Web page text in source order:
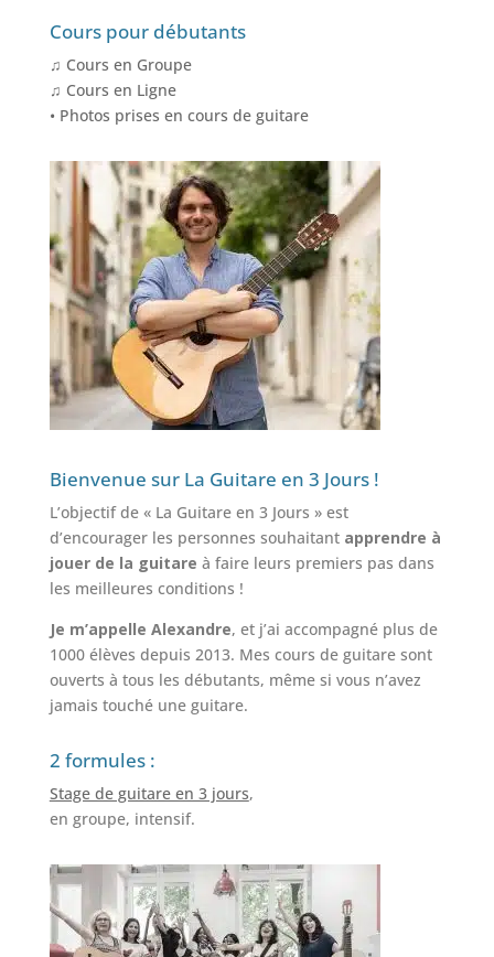
Cours pour débutants
♫ Cours en Groupe
♫ Cours en Ligne
• Photos prises en cours de guitare
Bienvenue sur La Guitare en 3 Jours !
L’objectif de « La Guitare en 3 Jours » est
d’encourager les personnes souhaitant apprendre à
jouer de la guitare à faire leurs premiers pas dans
les meilleures conditions !
Je m’appelle Alexandre, et j’ai accompagné plus de
1000 élèves depuis 2013. Mes cours de guitare sont
ouverts à tous les débutants, même si vous n’avez
jamais touché une guitare.
2 formules :
Stage de guitare en 3 jours,
en groupe, intensif.